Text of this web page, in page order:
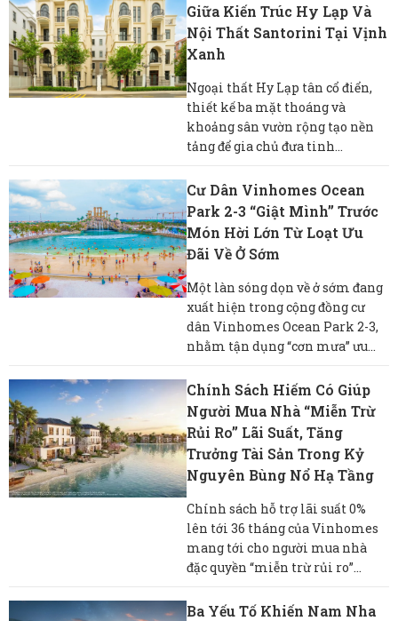
Giữa Kiến Trúc Hy Lạp Và
Nội Thất Santorini Tại Vịnh
Xanh
Ngoại thất Hy Lạp tân cổ điển,
thiết kế ba mặt thoáng và
khoảng sân vườn rộng tạo nền
tảng để gia chủ đưa tinh...
Cư Dân Vinhomes Ocean
Park 2-3 “giật Mình” Trước
Món Hời Lớn Từ Loạt Ưu
Đãi Về Ở Sớm
Một làn sóng dọn về ở sớm đang
xuất hiện trong cộng đồng cư
dân Vinhomes Ocean Park 2-3,
nhằm tận dụng “cơn mưa” ưu...
Chính Sách Hiếm Có Giúp
Người Mua Nhà “miễn Trừ
Rủi Ro” Lãi Suất, Tăng
Trưởng Tài Sản Trong Kỷ
Nguyên Bùng Nổ Hạ Tầng
Chính sách hỗ trợ lãi suất 0%
lên tới 36 tháng của Vinhomes
mang tới cho người mua nhà
đặc quyền “miễn trừ rủi ro”...
Ba Yếu Tố Khiến Nam Nha